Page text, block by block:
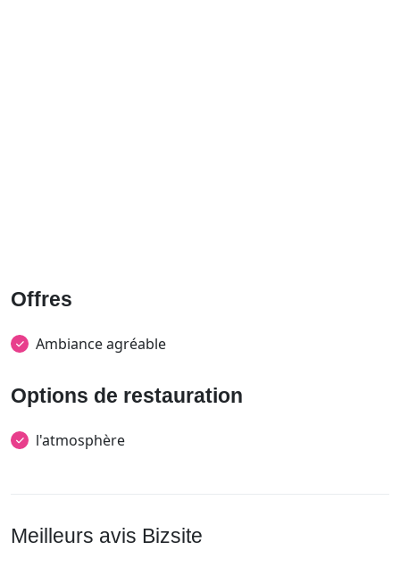
Offres
Ambiance agréable
Options de restauration
l'atmosphère
Meilleurs avis Bizsite